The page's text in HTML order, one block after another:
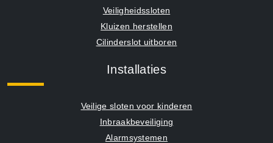
Veiligheidssloten
Kluizen herstellen
Cilinderslot uitboren
Installaties
Veilige sloten voor kinderen
Inbraakbeveiliging
Alarmsystemen